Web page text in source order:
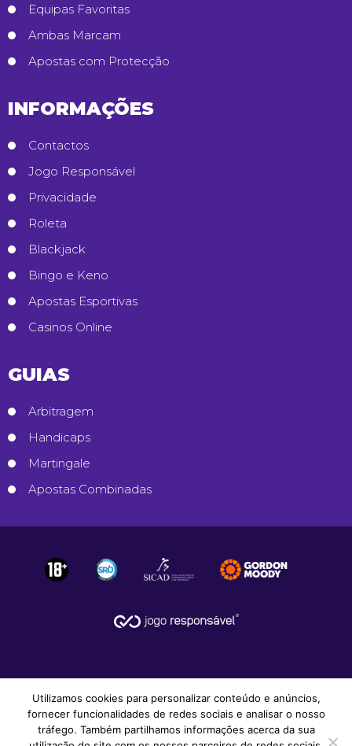
Equipas Favoritas
Ambas Marcam
Apostas com Protecção
INFORMAÇÕES
Contactos
Jogo Responsável
Privacidade
Roleta
Blackjack
Bingo e Keno
Apostas Esportivas
Casinos Online
GUIAS
Arbitragem
Handicaps
Martingale
Apostas Combinadas
Utilizamos cookies para personalizar conteúdo e anúncios,
fornecer funcionalidades de redes sociais e analisar o nosso
tráfego. Também partilhamos informações acerca da sua